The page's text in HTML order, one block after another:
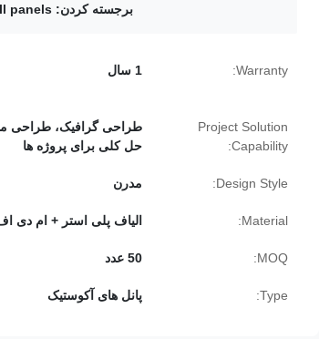
برجسته کردن: panels
Warranty: 1 سال
Project Solution
Capability:
طراحی گرافیک، طراحی
حل کلی برای پروژه ها
Design Style: مدرن
Material: الیاف پلی استر + ام دی
MOQ: 50 عدد
Type: پانل های آکوستیک